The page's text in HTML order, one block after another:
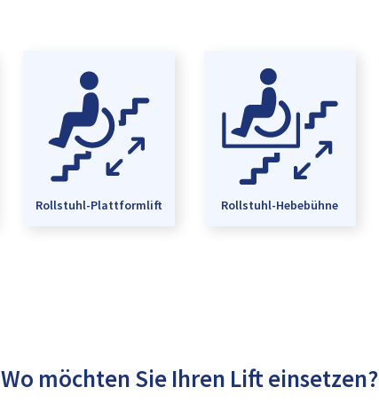
Rollstuhl-Plattformlift Rollstuhl-Hebebühne
Wo möchten Sie Ihren Lift einsetzen?